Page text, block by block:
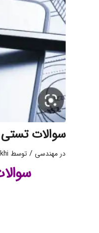
سوالات تستی
در مهندسی / توسط